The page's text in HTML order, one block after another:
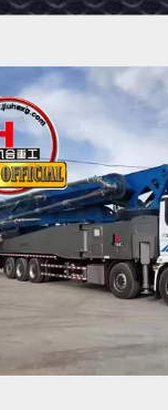
การ
บริโภค
เชื้อ
เพ
ลิง
HB58K
ยี่ห้อ: จิ่วเหอ
การรับประกัน: 1 ปี
สภาพ: ใหม่
สี: ตามที่ขอ